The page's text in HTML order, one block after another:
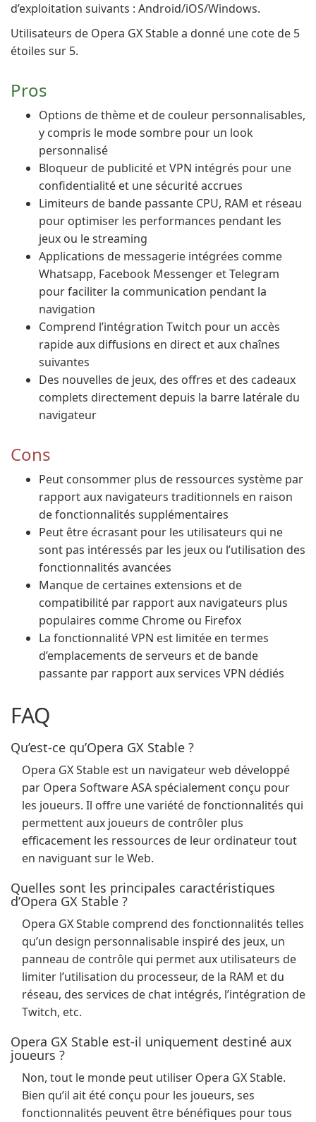
d’exploitation suivants : Android/iOS/Windows.
Utilisateurs de Opera GX Stable a donné une cote de 5
étoiles sur 5.
Pros
Options de thème et de couleur personnalisables,
y compris le mode sombre pour un look
personnalisé
Bloqueur de publicité et VPN intégrés pour une
confidentialité et une sécurité accrues
Limiteurs de bande passante CPU, RAM et réseau
pour optimiser les performances pendant les
jeux ou le streaming
Applications de messagerie intégrées comme
Whatsapp, Facebook Messenger et Telegram
pour faciliter la communication pendant la
navigation
Comprend l’intégration Twitch pour un accès
rapide aux diffusions en direct et aux chaînes
suivantes
Des nouvelles de jeux, des offres et des cadeaux
complets directement depuis la barre latérale du
navigateur
Cons
Peut consommer plus de ressources système par
rapport aux navigateurs traditionnels en raison
de fonctionnalités supplémentaires
Peut être écrasant pour les utilisateurs qui ne
sont pas intéressés par les jeux ou l’utilisation des
fonctionnalités avancées
Manque de certaines extensions et de
compatibilité par rapport aux navigateurs plus
populaires comme Chrome ou Firefox
La fonctionnalité VPN est limitée en termes
d’emplacements de serveurs et de bande
passante par rapport aux services VPN dédiés
FAQ
Qu’est-ce qu’Opera GX Stable ?
Opera GX Stable est un navigateur web développé
par Opera Software ASA spécialement conçu pour
les joueurs. Il offre une variété de fonctionnalités qui
permettent aux joueurs de contrôler plus
efficacement les ressources de leur ordinateur tout
en naviguant sur le Web.
Quelles sont les principales caractéristiques
d’Opera GX Stable ?
Opera GX Stable comprend des fonctionnalités telles
qu’un design personnalisable inspiré des jeux, un
panneau de contrôle qui permet aux utilisateurs de
limiter l’utilisation du processeur, de la RAM et du
réseau, des services de chat intégrés, l’intégration de
Twitch, etc.
Opera GX Stable est-il uniquement destiné aux
joueurs ?
Non, tout le monde peut utiliser Opera GX Stable.
Bien qu’il ait été conçu pour les joueurs, ses
fonctionnalités peuvent être bénéfiques pour tous